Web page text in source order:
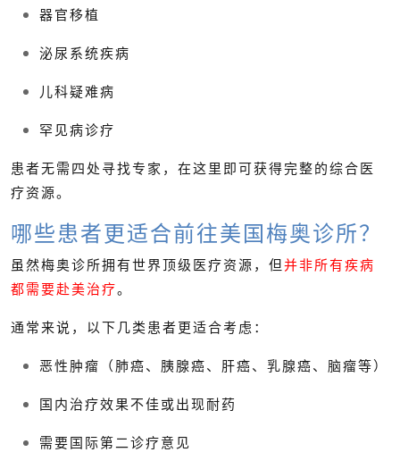
器官移植
泌尿系统疾病
儿科疑难病
罕见病诊疗
患者无需四处寻找专家，在这里即可获得完整的综合医
疗资源。
哪些患者更适合前往美国梅奥诊所？
虽然梅奥诊所拥有世界顶级医疗资源，但并非所有疾病
都需要赴美治疗。
通常来说，以下几类患者更适合考虑：
恶性肿瘤（肺癌、胰腺癌、肝癌、乳腺癌、脑瘤等）
国内治疗效果不佳或出现耐药
需要国际第二诊疗意见